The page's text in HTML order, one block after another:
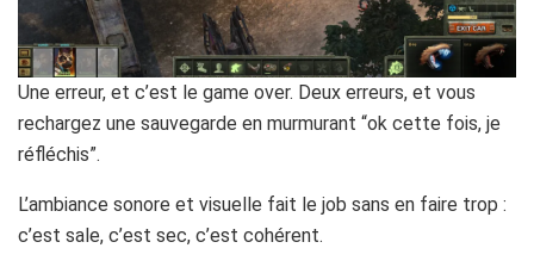
Une erreur, et c’est le game over. Deux erreurs, et vous
rechargez une sauvegarde en murmurant “ok cette fois, je
réfléchis”.
L’ambiance sonore et visuelle fait le job sans en faire trop :
c’est sale, c’est sec, c’est cohérent.